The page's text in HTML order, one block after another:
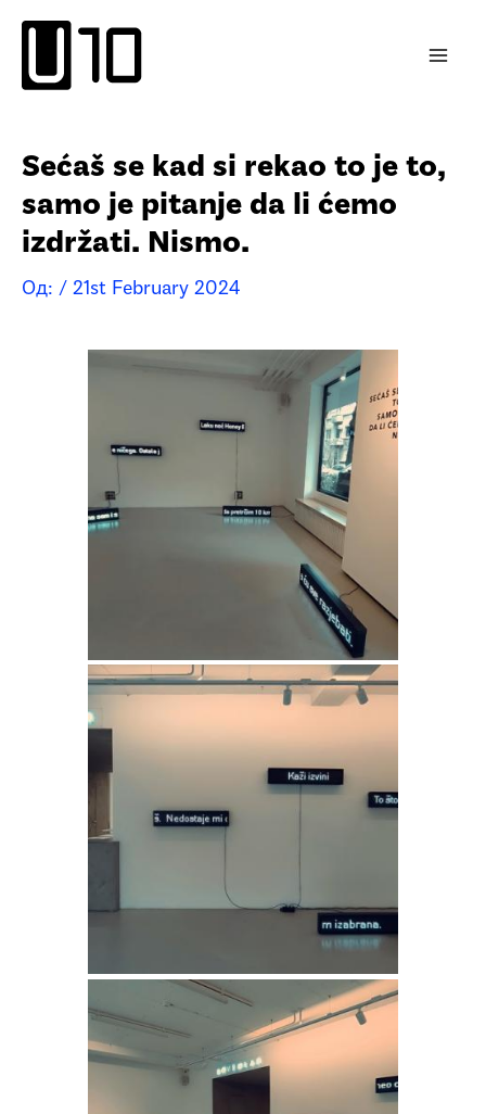
садржај
Sećaš se kad si rekao to je to,
samo je pitanje da li ćemo
izdržati. Nismo.
Од: / 21st February 2024